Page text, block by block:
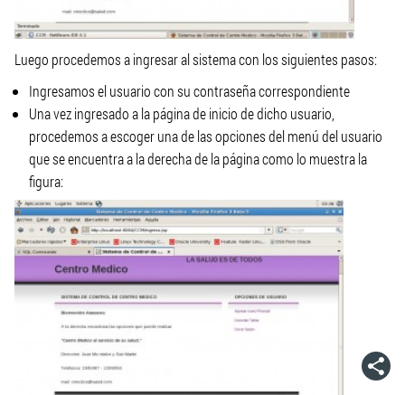
Luego procedemos a ingresar al sistema con los siguientes pasos:
Ingresamos el usuario con su contraseña correspondiente
Una vez ingresado a la página de inicio de dicho usuario,
procedemos a escoger una de las opciones del menú del usuario
que se encuentra a la derecha de la página como lo muestra la
figura: